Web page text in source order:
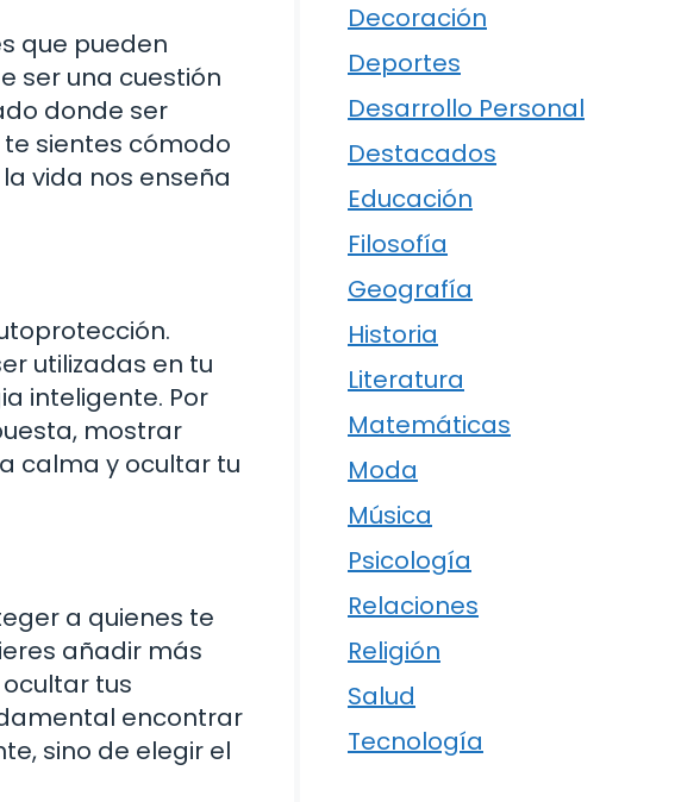
que pueden
ser una cuestión
donde ser
sientes cómodo
vida nos enseña
utilizadas en tu
inteligente. Por
mostrar
calma y ocultar tu
a quienes te
añadir más
tus
encontrar
sino de elegir el
Decoración
Deportes
Desarrollo Personal
Destacados
Educación
Filosofía
Geografía
Historia
Literatura
Matemáticas
Moda
Música
Psicología
Relaciones
Religión
Salud
Tecnología